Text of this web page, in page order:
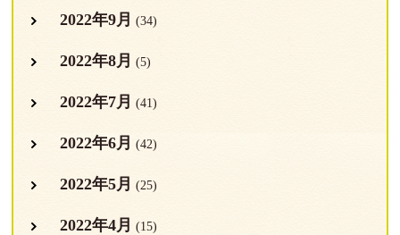
2022年9月 (34)
2022年8月 (5)
2022年7月 (41)
2022年6月 (42)
2022年5月 (25)
2022年4月 (15)